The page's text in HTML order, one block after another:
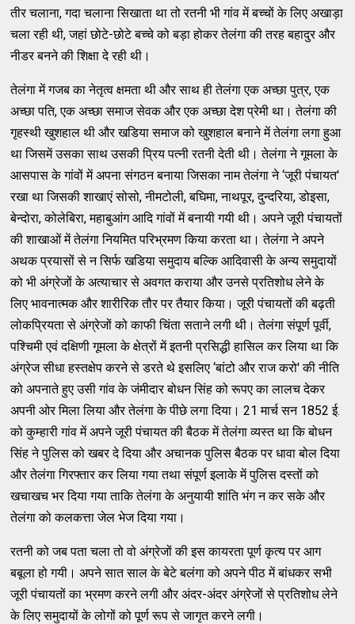
तीर चलाना, गदा चलाना सिखाता था तो रतनी भी गांव में बच्‍चों के लिए अखाड़ा
चला रही थी, जहां छोटे-छोटे बच्‍चे को बड़ा होकर तेलंगा की तरह बहादुर और
नीडर बनने की शिक्षा दे रही थी।
तेलंगा में गजब का नेतृत्‍व क्षमता थी और साथ ही तेलंगा एक अच्‍छा पुत्र, एक
अच्‍छा पति, एक अच्‍छा समाज सेवक और एक अच्‍छा देश प्रेमी था। तेलंगा की
गृहस्‍थी खुशहाल थी और खडिया समाज को खुशहाल बनाने में तेलंगा लगा हुआ
था जिसमें उसका साथ उसकी प्रिय पत्‍नी रतनी देती थी। तेलंगा ने गूमला के
आसपास के गांवों में अपना संगठन बनाया जिसका नाम तेलंगा ने ‘जूरी पंचायत'
रखा था जिसकी शाखाएं सोसो, नीमटोली, बघिमा, नाथपूर, दुन्‍दरिया, डोइसा,
बेन्‍दोरा, कोलेबिरा, महाबुआंग आदि गांवों में बनायी गयी थी। अपने जूरी पंचायतों
की शाखाओं में तेलंगा नियमित परिभ्रमण किया करता था। तेलंगा ने अपने
अथक प्रयासों से न सिर्फ खडिया समुदाय बल्‍कि आदिवासी के अन्‍य समुदायों
को भी अंग्रेजों के अत्‍याचार से अवगत कराया और उनसे प्रतिशोध लेने के
लिए भावनात्‍मक और शारीरिक तौर पर तैयार किया। जूरी पंचायतों की बढ़ती
लोकप्रियता से अंग्रेजों को काफी चिंता सताने लगी थी। तेलंगा संपूर्ण पूर्वी,
पश्‍चिमी एवं दक्षिणी गूमला के क्षेत्रों में इतनी प्रसिद्धी हासिल कर लिया था कि
अंग्रेज सीधा हस्‍तक्षेप करने से डरते थे इसलिए ‘बांटो और राज करो' की नीति
को अपनाते हुए उसी गांव के जंमीदार बोधन सिंह को रूपए का लालच देकर
अपनी ओर मिला लिया और तेलंगा के पीछे लगा दिया। 21 मार्च सन 1852 ई.
को कुम्‍हारी गांव में अपने जूरी पंचायत की बैठक में तेलंगा व्‍यस्‍त था कि बोधन
सिंह ने पुलिस को खबर दे दिया और अचानक पुलिस बैठक पर धावा बोल दिया
और तेलंगा गिरफ्तार कर लिया गया तथा संपूर्ण इलाके में पुलिस दस्‍तों को
खचाखच भर दिया गया ताकि तेलंगा के अनुयायी शांति भंग न कर सके और
तेलंगा को कलकत्ता जेल भेज दिया गया।
रतनी को जब पता चला तो वो अंग्रेजों की इस कायरता पूर्ण कृत्‍य पर आग
बबूला हो गयी। अपने सात साल के बेटे बलंगा को अपने पीठ में बांधकर सभी
जूरी पंचायतों का भ्रमण करने लगी और अंदर-अंदर अंग्रेजों से प्रतिशोध लेने
के लिए समुदायों के लोगों को पूर्ण रूप से जागृत करने लगी।